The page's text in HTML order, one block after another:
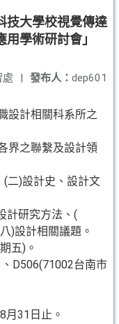
技大學校視覺傳達
學術研討會」
發布人： dep601
處 |
設計相關科系所之
界之聯繫及設計領
二)設計史、設計文
計研究方法、(
)設計相關議題。
五)。
D506(71002台南市
月31日止。